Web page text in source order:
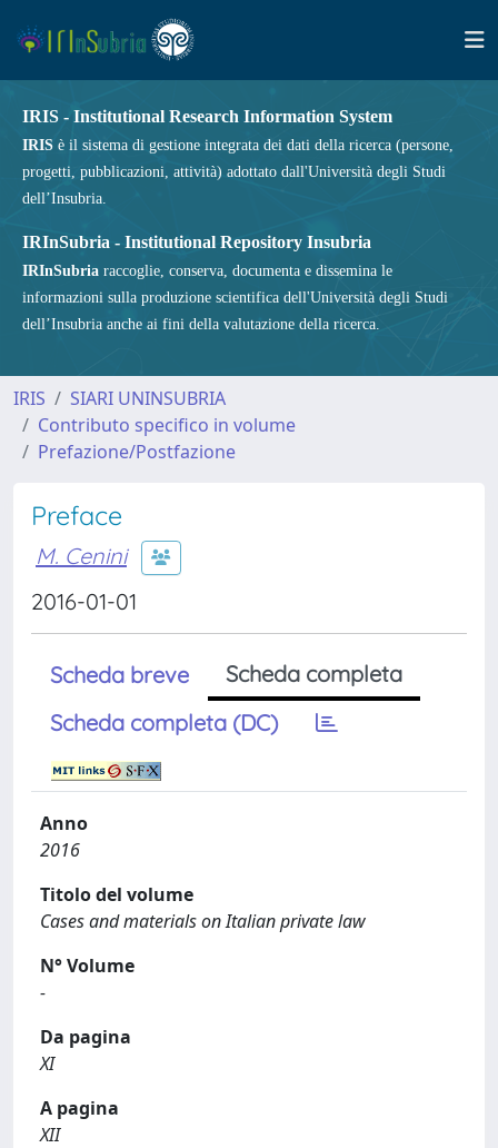
IRIS - Institutional Research Information System
IRIS è il sistema di gestione integrata dei dati della ricerca (persone,
progetti, pubblicazioni, attività) adottato dall'Università degli Studi
dell’Insubria.
IRInSubria - Institutional Repository Insubria
IRInSubria raccoglie, conserva, documenta e dissemina le
informazioni sulla produzione scientifica dell'Università degli Studi
dell’Insubria anche ai fini della valutazione della ricerca.
IRIS
SIARI UNINSUBRIA
Contributo specifico in volume
Prefazione/Postfazione
Preface
M. Cenini
2016-01-01
Scheda breve
Scheda completa
Scheda completa (DC)
Anno
2016
Titolo del volume
Cases and materials on Italian private law
N° Volume
-
Da pagina
XI
A pagina
XII